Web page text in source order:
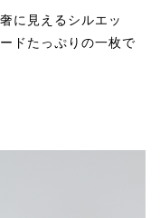
に見えるシルエッ
ドたっぷりの一枚で